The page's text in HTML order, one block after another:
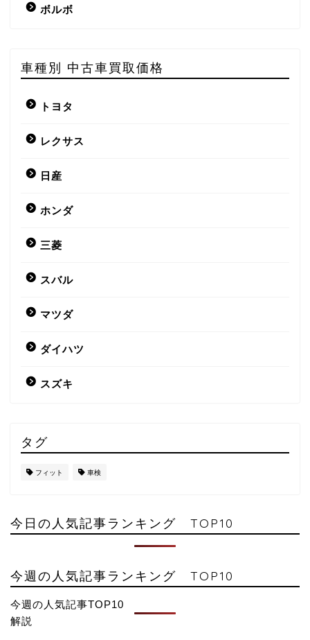
ボルボ
車種別 中古車買取価格
トヨタ
レクサス
日産
ホンダ
三菱
スバル
マツダ
ダイハツ
スズキ
タグ
フィット 車検
今日の人気記事ランキング TOP10
今週の人気記事ランキング TOP10
今週の人気記事TOP10
解説